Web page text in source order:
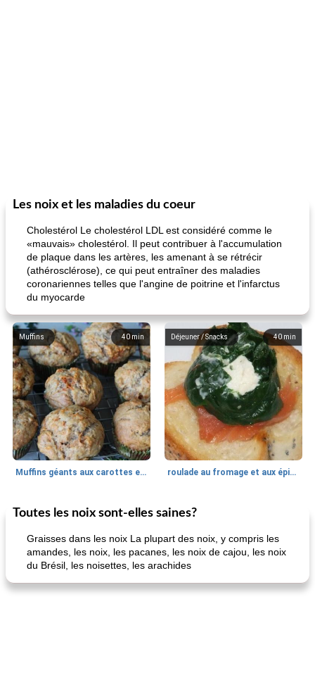
Les noix et les maladies du coeur
Cholestérol Le cholestérol LDL est considéré comme le
«mauvais» cholestérol. Il peut contribuer à l'accumulation
de plaque dans les artères, les amenant à se rétrécir
(athérosclérose), ce qui peut entraîner des maladies
coronariennes telles que l'angine de poitrine et l'infarctus
du myocarde
40 min
Muffins
Muffins géants aux carottes et à la banane de Nif
40 min
Déjeuner / Snacks
roulade au fromage et aux épinards
30min
Marques de confiance: recettes et
Viande et volaille
Toutes les noix sont-elles saines?
Graisses dans les noix La plupart des noix, y compris les
amandes, les noix, les pacanes, les noix de cajou, les noix
du Brésil, les noisettes, les arachides